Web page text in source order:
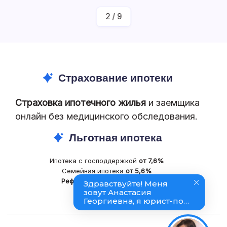
3 / 9
Страхование ипотеки
Страховка ипотечного жилья и заемщика
онлайн без медицинского обследования.
Льготная ипотека
Ипотека с господдержкой от 7,6%
Семейная ипотека от 5,6%
Рефинансированиеипотеки